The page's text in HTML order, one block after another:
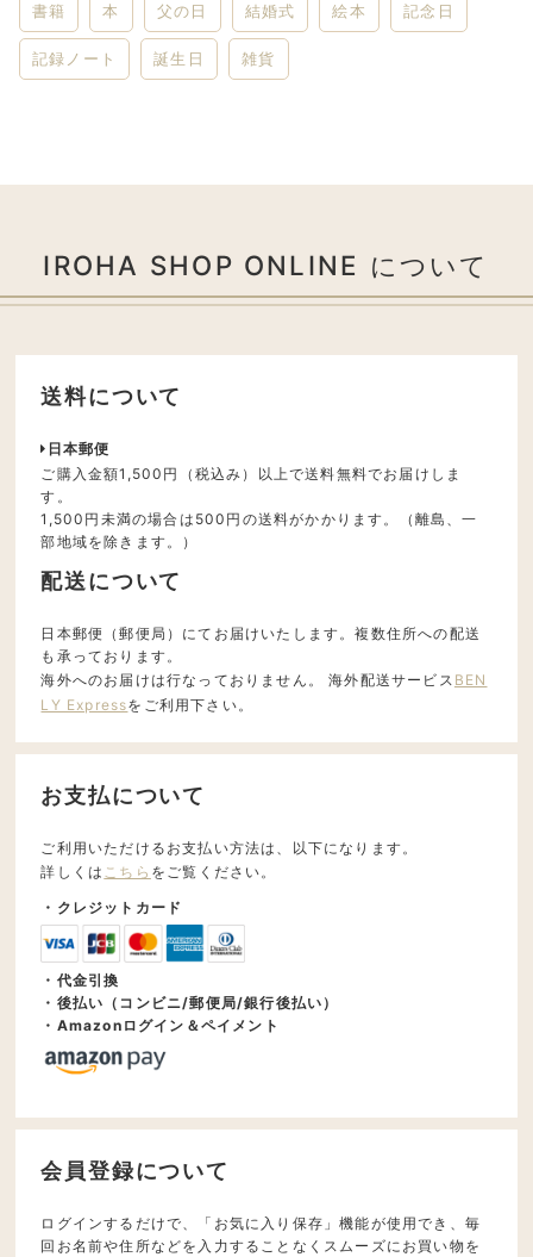
書籍 本 父の日 結婚式 絵本 記念日
記録ノート 誕生日 雑貨
IROHA SHOP ONLINE について
送料について
日本郵便
ご購入金額1,500円（税込み）以上で送料無料でお届けしま
す。
1,500円未満の場合は500円の送料がかかります。（離島、一
部地域を除きます。）
配送について
日本郵便（郵便局）にてお届けいたします。複数住所への配送
も承っております。
海外へのお届けは行なっておりません。 海外配送サービス BEN
LY Expressをご利用下さい。
お支払について
ご利用いただけるお支払い方法は、以下になります。
詳しくは こちら をご覧ください。
・クレジットカード
・代金引換
・後払い（コンビニ/郵便局/銀行後払い）
・Amazonログイン＆ペイメント
会員登録について
ログインするだけで、「お気に入り保存」機能が使用でき、毎
回お名前や住所などを入力することなくスムーズにお買い物を